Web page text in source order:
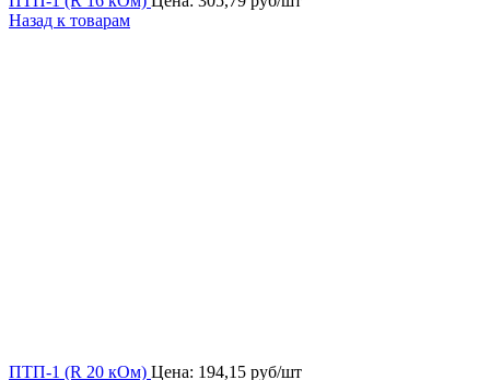
Назад к товарам
ПТП-1 (R 20 кОм) Цена: 194,15 руб/шт